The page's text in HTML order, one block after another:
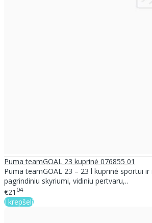
Puma teamGOAL 23 kuprinė 076855 01
Puma teamGOAL 23 – 23 l kuprinė sportui ir
pagrindiniu skyriumi, vidiniu pertvaru,..
€21 04
Į krepšelį